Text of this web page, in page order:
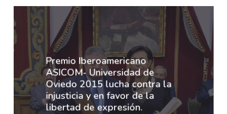
Premio Iberoamericano
ASICOM- Universidad de
Oviedo 2015 lucha contra la
injusticia y en favor de la
libertad de expresión.